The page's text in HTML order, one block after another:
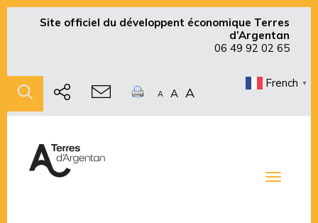
Site officiel du développent économique Terres
d’Argentan
06 49 92 02 65
A A A
French ▼
Toggle